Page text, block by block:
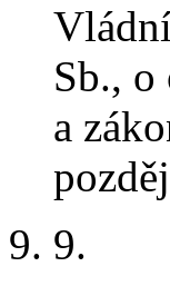
Sb., o
a
9.